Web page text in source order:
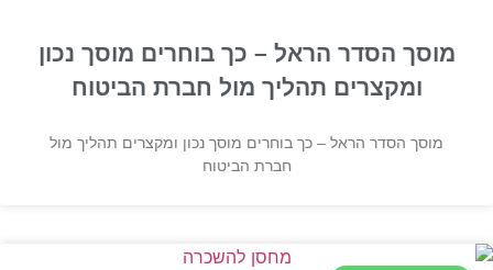
מוסך הסדר הראל – כך בוחרים מוסך נכון
ומקצרים תהליך מול חברת הביטוח
מוסך הסדר הראל – כך בוחרים מוסך נכון ומקצרים תהליך מול
חברת הביטוח